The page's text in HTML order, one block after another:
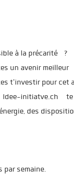
à la précarité ?
un avenir meilleur
t'investir pour cet
initiatve.ch te
des
par semaine.